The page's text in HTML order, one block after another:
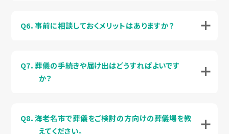
Q6．事前に相談しておくメリットはありますか？
Q7．葬儀の手続きや届け出はどうすればよいです
か？
Q8．海老名市で葬儀をご検討の方向けの葬儀場を教
えてください。